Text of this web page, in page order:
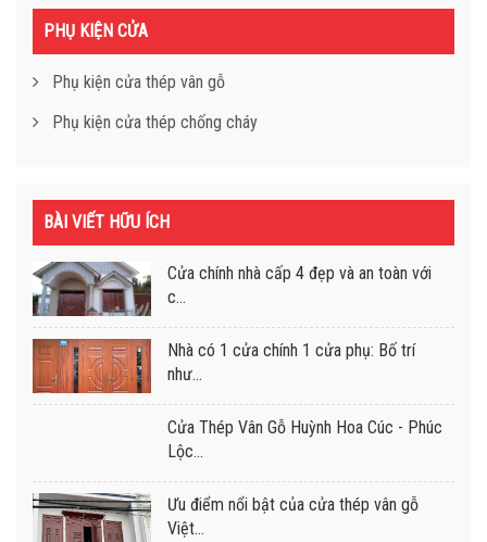
PHỤ KIỆN CỬA
Phụ kiện cửa thép vân gỗ
Phụ kiện cửa thép chống cháy
BÀI VIẾT HỮU ÍCH
Cửa chính nhà cấp 4 đẹp và an toàn với
c...
Nhà có 1 cửa chính 1 cửa phụ: Bố trí
như...
Cửa Thép Vân Gỗ Huỳnh Hoa Cúc - Phúc
Lộc...
Ưu điểm nổi bật của cửa thép vân gỗ
Việt...